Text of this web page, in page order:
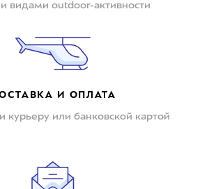
видами outdoor-активности
И ОПЛАТА
курьеру или банковской картой